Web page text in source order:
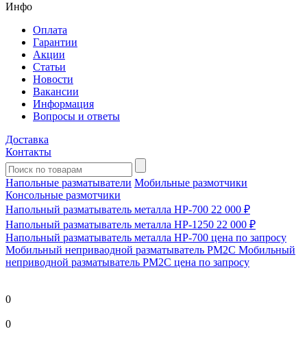
Инфо
Оплата
Гарантии
Акции
Статьи
Новости
Вакансии
Информация
Вопросы и ответы
Доставка
Контакты
Напольные разматыватели Мобильные размотчики
Консольные размотчики
Напольный разматыватель металла HP-700 22 000 ₽
Напольный разматыватель металла HP-1250 22 000 ₽
Напольный разматыватель металла HP-700 цена по запросу
Мобильный непривaодной разматыватель РМ2С Мобильный
неприводной разматыватель РМ2С цена по запросу
0
0